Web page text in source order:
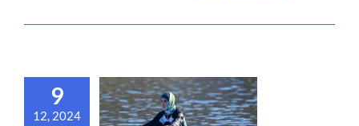
9
12, 2024